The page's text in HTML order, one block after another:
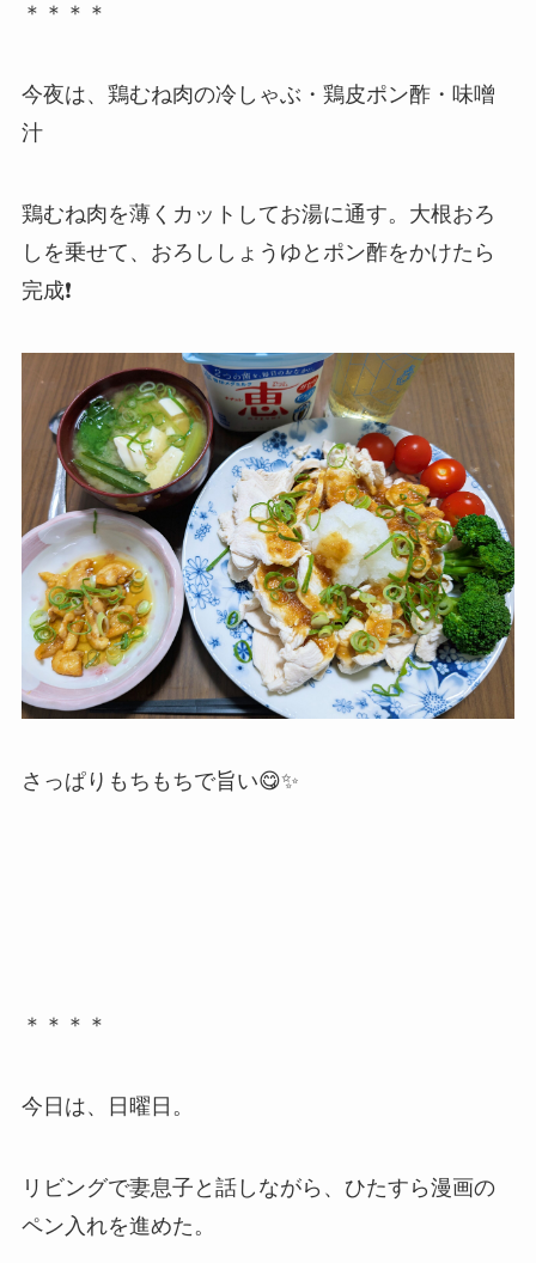
＊＊＊＊
今夜は、鶏むね肉の冷しゃぶ・鶏皮ポン酢・味噌
汁
鶏むね肉を薄くカットしてお湯に通す。大根おろ
しを乗せて、おろししょうゆとポン酢をかけたら
完成❗️
さっぱりもちもちで旨い😋✨
＊＊＊＊
今日は、日曜日。
リビングで妻息子と話しながら、ひたすら漫画の
ペン入れを進めた。